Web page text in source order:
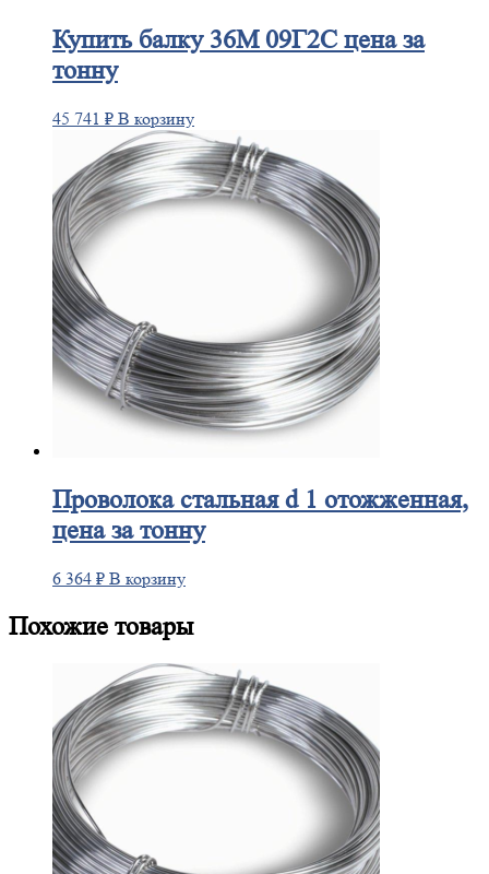
Купитьбалку 36М 09Г2С цена за
тонну
45 741 ₽ В корзину
Проволокастальная d 1 отожженная,
цена за тонну
6 364 ₽ В корзину
Похожие товары